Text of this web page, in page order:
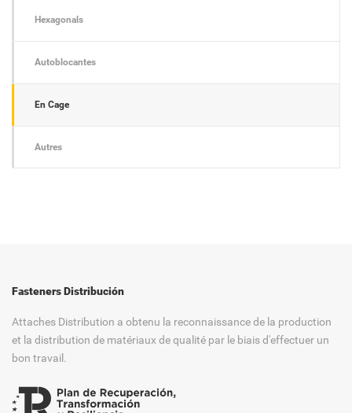
Hexagonals
Autoblocantes
En Cage
Autres
Fasteners Distribución
Attaches Distribution a obtenu la reconnaissance de la production
et la distribution de matériaux de qualité par le biais d'effectuer un
bon travail.